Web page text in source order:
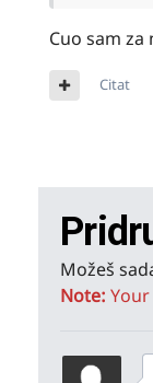
Cuo sam
Citat
Možeš
Note: